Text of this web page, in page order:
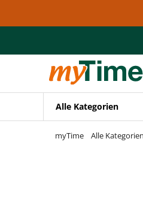
Zur Navigation springen
Alle Kategorien
myTime Alle Kategorien